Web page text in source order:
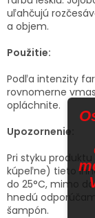
uľahčujú
a objem.
Použitie:
Podľa intenzity
rovnomerne
opláchnite.
Upozornenie:
Pri styku
kúpeľne) tieto
do 25°C, mimo
hnedú
šampón.